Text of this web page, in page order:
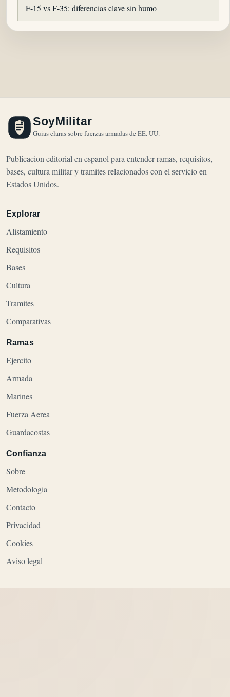
F-15 vs F-35: diferencias clave sin humo
SoyMilitar
Guias claras sobre fuerzas armadas de EE. UU.
Publicacion editorial en espanol para entender ramas, requisitos,
bases, cultura militar y tramites relacionados con el servicio en
Estados Unidos.
Explorar
Alistamiento
Requisitos
Bases
Cultura
Tramites
Comparativas
Ramas
Ejercito
Armada
Marines
Fuerza Aerea
Guardacostas
Confianza
Sobre
Metodologia
Contacto
Privacidad
Cookies
Aviso legal